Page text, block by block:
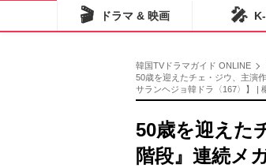
🎬 ドラマ & 映画 🎤
韓国TVドラマガイド ONLINE
50歳を迎えたチェ・ジウ、主演
サランヘジョ韓ドラ〈167〉】 |
50歳を迎えた
階段』連続メ